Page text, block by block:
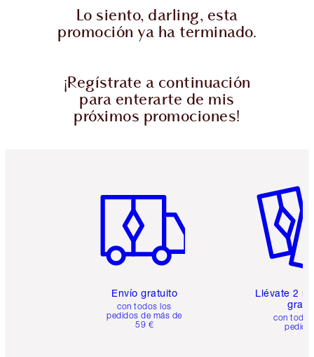
Lo siento, darling, esta
promoción ya ha terminado.
¡Regístrate a continuación
para enterarte de mis
próximos promociones!
Envío gratuito
con todos los
pedidos de más de
59 €
Llévate 2
gratis
con